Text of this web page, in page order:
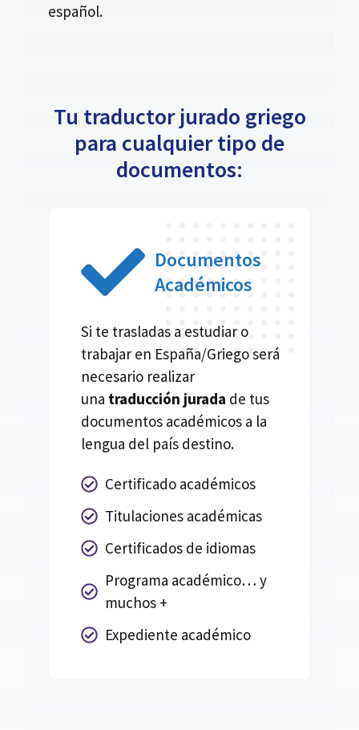
español.
Tu traductor jurado griego
para cualquier tipo de
documentos:
Documentos
Académicos
Si te trasladas a estudiar o
trabajar en España/Griego será
necesario realizar
una traducción jurada de tus
documentos académicos a la
lengua del país destino.
Certificado académicos
Titulaciones académicas
Certificados de idiomas
Programa académico… y
muchos +
Expediente académico